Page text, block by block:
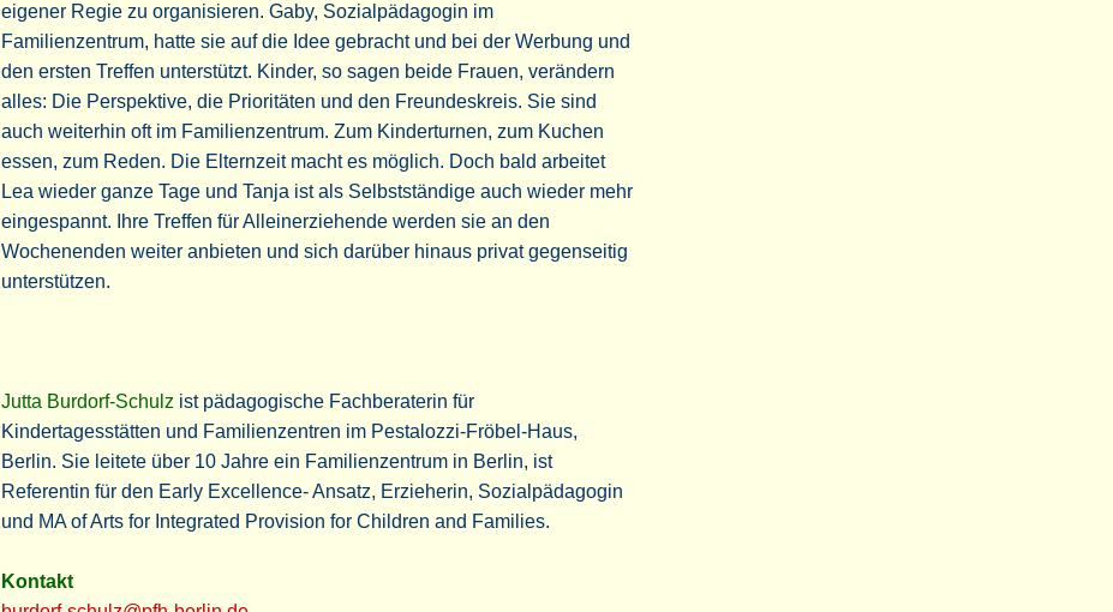
eigener Regie zu organisieren. Gaby, Sozialpädagogin im
Familienzentrum, hatte sie auf die Idee gebracht und bei der Werbung und
den ersten Treffen unterstützt. Kinder, so sagen beide Frauen, verändern
alles: Die Perspektive, die Prioritäten und den Freundeskreis. Sie sind
auch weiterhin oft im Familienzentrum. Zum Kinderturnen, zum Kuchen
essen, zum Reden. Die Elternzeit macht es möglich. Doch bald arbeitet
Lea wieder ganze Tage und Tanja ist als Selbstständige auch wieder mehr
eingespannt. Ihre Treffen für Alleinerziehende werden sie an den
Wochenenden weiter anbieten und sich darüber hinaus privat gegenseitig
unterstützen.
Jutta Burdorf-Schulz ist pädagogische Fachberaterin für
Kindertagesstätten und Familienzentren im Pestalozzi-Fröbel-Haus,
Berlin. Sie leitete über 10 Jahre ein Familienzentrum in Berlin, ist
Referentin für den Early Excellence- Ansatz, Erzieherin, Sozialpädagogin
und MA of Arts for Integrated Provision for Children and Families.
Kontakt